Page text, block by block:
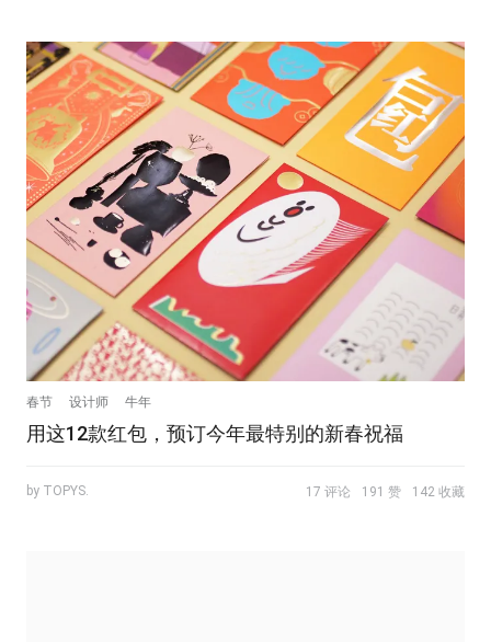
春节 设计师 牛年
用这12款红包，预订今年最特别的新春祝福
by TOPYS. 17 评论 191 赞 142 收藏